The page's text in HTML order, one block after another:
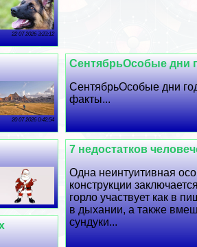
22 07 2026 3:23:12
СентябрьОсобые дни
СентябрьОсобые дни
факты...
20 07 2026 0:42:54
7 недостатков
Одна неинтуитивная
конструкции
горло участвует как в
в дыхании, а также
сундуки...